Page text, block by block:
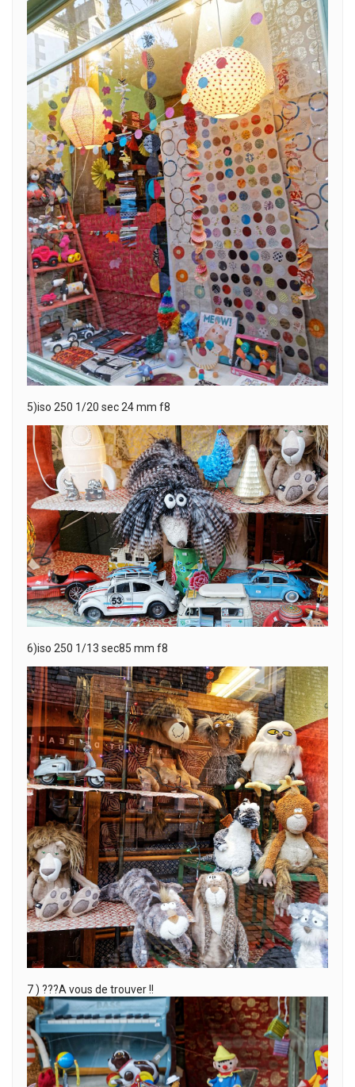
5)iso 250 1/20 sec 24 mm f8
6)iso 250 1/13 sec85 mm f8
7 ) ???A vous de trouver !!